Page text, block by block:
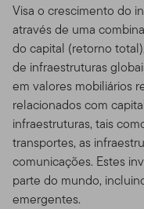
Visa o crescimento do
através de uma
do capital (retorno
de infraestruturas
em valores mobiliários
relacionados com
infraestruturas, tais
transportes, as
comunicações. Estes
parte do mundo,
emergentes.